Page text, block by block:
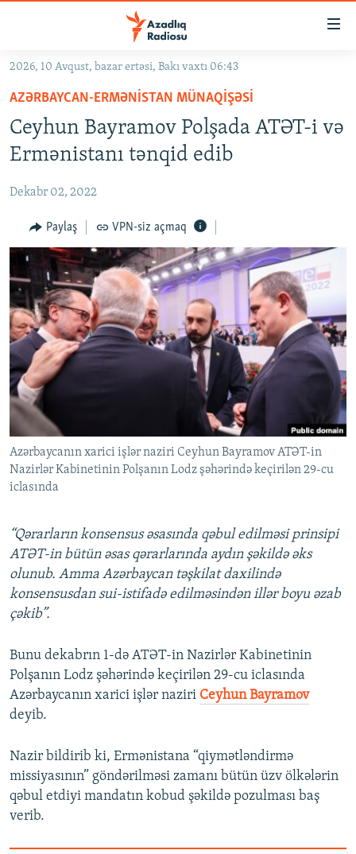
Əsas
qayıt
Əsas
naviqasiyaya
qayıt
Axtarışa
#İZAHLA
KORRUPSIOMETR
FƏRQƏ BAX
QANUNI DOĞRU
ARAŞDIRMA
MULTIMEDIA
VIDEO
FOTOQALEREYA
İNFOQRAFIKA
KARIKATURA
RADIO ARXIV
OXU ZALI
AZƏRBAYCAN ƏDƏBIYYATI KITABXANASI
İSLAM VƏ DEMOKRATIYA
İZ - MƏDƏNIYYƏT PROQRAMI
HAQQIMIZDA
MISSIYAMIZ
PEŞƏ ETIKASI VƏ JURNALISTIKA STANDARTLARIMIZ
MATERIALLARIMIZDAN ISTIFADƏ
AZADLIQRADIOSU MOBIL TELEFONUNUZDA
BIZIMLƏ ƏLAQƏ
BIZI IZLƏ
RFE/RL-in bütün saytları
2026, 10 Avqust, bazar ertəsi, Bakı vaxtı 06:43
AZƏRBAYCAN-ERMƏNISTAN MÜNAQIŞƏSI
Ceyhun Bayramov Polşada ATƏT-i və
Ermənistanı tənqid edib
Dekabr 02, 2022
Paylaş VPN-siz açmaq
Azərbaycanın xarici işlər naziri Ceyhun Bayramov ATƏT-in
Nazirlər Kabinetinin Polşanın Lodz şəhərində keçirilən 29-cu
iclasında
“Qərarların konsensus əsasında qəbul edilməsi prinsipi
ATƏT-in bütün əsas qərarlarında aydın şəkildə əks
olunub. Amma Azərbaycan təşkilat daxilində
konsensusdan sui-istifadə edilməsindən illər boyu əzab
çəkib”.
Bunu dekabrın 1-də ATƏT-in Nazirlər Kabinetinin
Polşanın Lodz şəhərində keçirilən 29-cu iclasında
Azərbaycanın xarici işlər naziri Ceyhun Bayramov
deyib.
Nazir bildirib ki, Ermənistana “qiymətləndirmə
missiyasının” göndərilməsi zamanı bütün üzv ölkələrin
qəbul etdiyi mandatın kobud şəkildə pozulması baş
verib.